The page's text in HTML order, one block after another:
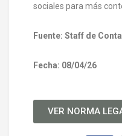
sociales para más
Fuente: Staff de
Fecha: 08/04/26
VER NORMA